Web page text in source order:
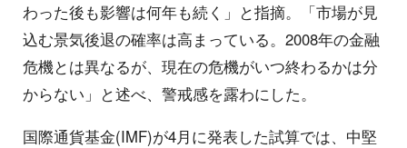
わった後も影響は何年も続く」と指摘。「市場が見
込む景気後退の確率は高まっている。2008年の金融
危機とは異なるが、現在の危機がいつ終わるかは分
からない」と述べ、警戒感を露わにした。
国際通貨基金(IMF)が4月に発表した試算では、中堅